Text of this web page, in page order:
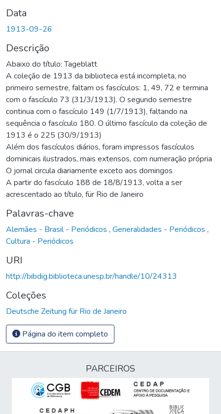
Data
1913-09-26
Descrição
Abaixo do título: Tageblatt
A coleção de 1913 da biblioteca está incompleta, no
primeiro semestre, faltam os fascículos: 1, 49, 72 e termina
com o fascículo 73 (31/3/1913). O segundo semestre
continua com o fascículo 149 (1/7/1913), faltando na
sequência o fascículo 180. O último fascículo da coleção de
1913 é o 225 (30/9/1913)
Além dos fascículos diários, foram impressos fascículos
dominicais ilustrados, mais extensos, com numeração própria
O jornal circula diariamente exceto aos domingos
A partir do fascículo 188 de 18/8/1913, volta a ser
acrescentado ao título, für Rio de Janeiro
Palavras-chave
Alemães - Brasil - Periódicos , Generalidades - Periódicos ,
Cultura - Periódicos
URI
http://bibdig.biblioteca.unesp.br/handle/10/24313
Coleções
Deutsche Zeitung für Rio de Janeiro
Página do item completo
PARCEIROS